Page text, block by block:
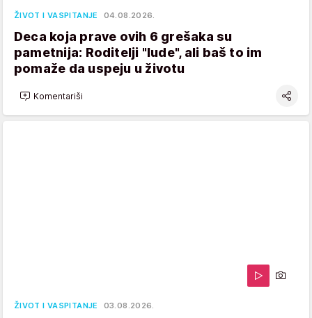
ŽIVOT I VASPITANJE 04.08.2026.
Deca koja prave ovih 6 grešaka su
pametnija: Roditelji "lude", ali baš to im
pomaže da uspeju u životu
Komentariši
ŽIVOT I VASPITANJE 03.08.2026.